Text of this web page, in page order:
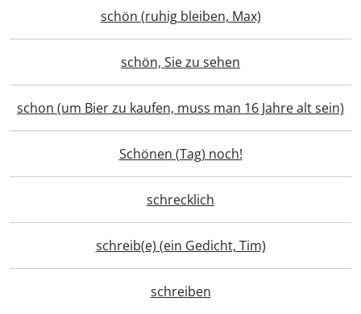
schön (ruhig bleiben, Max)
schön, Sie zu sehen
schon (um Bier zu kaufen, muss man 16 Jahre alt sein)
Schönen (Tag) noch!
schrecklich
schreib(e) (ein Gedicht, Tim)
schreiben